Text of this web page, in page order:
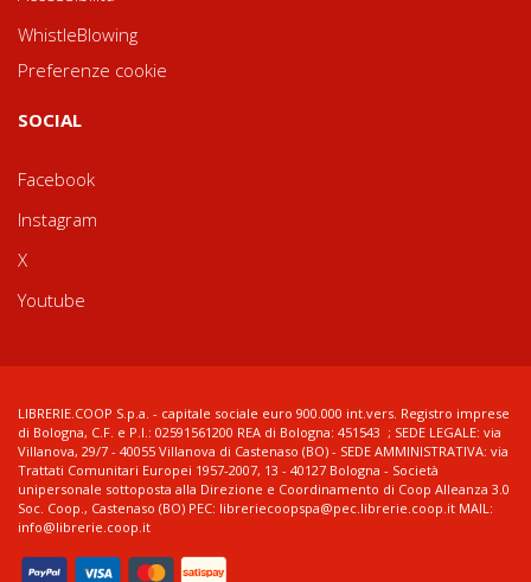
WhistleBlowing
Preferenze cookie
SOCIAL
Facebook
Instagram
X
Youtube
LIBRERIE.COOP S.p.a. - capitale sociale euro 900.000 int.vers. Registro imprese
di Bologna, C.F. e P.I.: 02591561200 REA di Bologna: 451543 ; SEDE LEGALE: via
Villanova, 29/7 - 40055 Villanova di Castenaso (BO) - SEDE AMMINISTRATIVA: via
Trattati Comunitari Europei 1957-2007, 13 - 40127 Bologna - Società
unipersonale sottoposta alla Direzione e Coordinamento di Coop Alleanza 3.0
Soc. Coop., Castenaso (BO) PEC: libreriecoopspa@pec.librerie.coop.it MAIL:
info@librerie.coop.it